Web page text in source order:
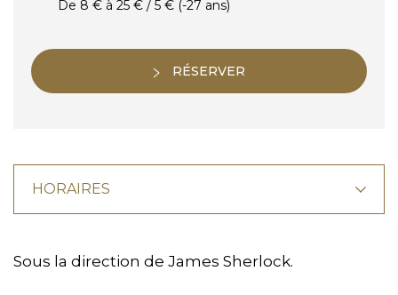
De 8 € à 25 € / 5 € (-27 ans)
RÉSERVER
HORAIRES
Sous la direction de James Sherlock.